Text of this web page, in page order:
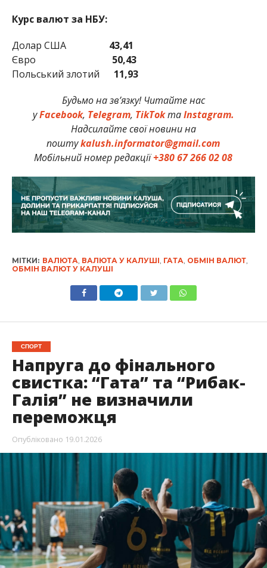
Курс валют за НБУ:
Долар США43,41
Євро 50,43
Польський злотий 11,93
Будьмо на зв’язку! Читайте нас
уFacebook, Telegram, TikTokтаInstagram.
Надсилайте свої новини на
поштуkalush.informator@gmail.com
Мобільний номер редакції+380 67 266 02 08
МІТКИ: ВАЛЮТА ВАЛЮТА У КАЛУШІ ГАТА ОБМІН ВАЛЮТ,
ОБМІН ВАЛЮТ У КАЛУШІ
СПОРТ
Напруга до фінального
свистка: “Гата” та “Рибак-
Галія” не визначили
переможця
Опубліковано 19.01.2026